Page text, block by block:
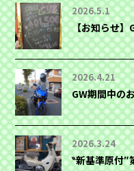
2026.5.1
【お知らせ】
2026.4.21
GW期間中の
2026.3.24
‶新基準原付